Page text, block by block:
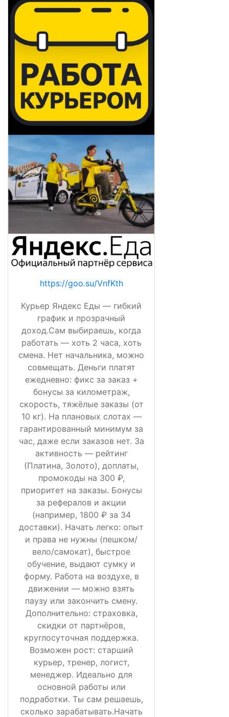
https://goo.su/VnfKth
Курьер Яндекс Еды — гибкий
график и прозрачный
доход.Сам выбираешь, когда
работать — хоть 2 часа, хоть
смена. Нет начальника, можно
совмещать. Деньги платят
ежедневно: фикс за заказ +
бонусы за километраж,
скорость, тяжёлые заказы (от
10 кг). На плановых слотах —
гарантированный минимум за
час, даже если заказов нет. За
активность — рейтинг
(Платина, Золото), доплаты,
промокоды на 300 ₽,
приоритет на заказы. Бонусы
за рефералов и акции
(например, 1800 ₽ за 34
доставки). Начать легко: опыт
и права не нужны (пешком/
вело/самокат), быстрое
обучение, выдают сумку и
форму. Работа на воздухе, в
движении — можно взять
паузу или закончить смену.
Дополнительно: страховка,
скидки от партнёров,
круглосуточная поддержка.
Возможен рост: старший
курьер, тренер, логист,
менеджер. Идеально для
основной работы или
подработки. Ты сам решаешь,
сколько зарабатывать.Начать